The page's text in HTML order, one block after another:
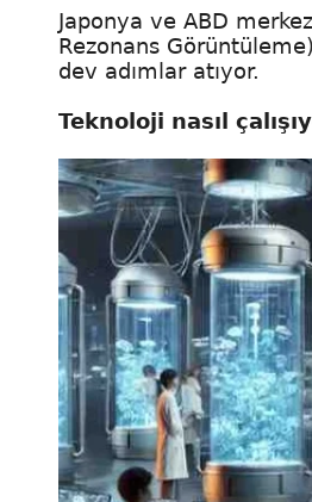
Japonya ve ABD
Rezonans
dev adımlar atıyor.
Teknoloji nasıl